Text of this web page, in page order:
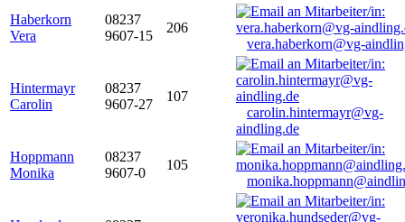
Haberkorn
Vera
08237
9607-15
206
vera.haberkorn@vg-
Hintermayr
Carolin
08237
9607-27
107
carolin.hintermayr@vg-
aindling.de
Hoppmann
Monika
08237
9607-0
105